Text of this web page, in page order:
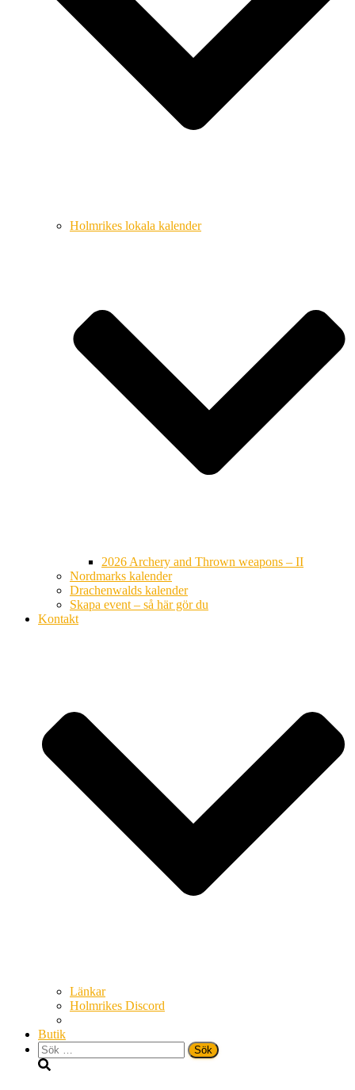
Holmrikes lokala kalender
2026 Archery and Thrown weapons – II
Nordmarks kalender
Drachenwalds kalender
Skapa event – så här gör du
Kontakt
Länkar
Holmrikes Discord
Butik
Sök
efter: